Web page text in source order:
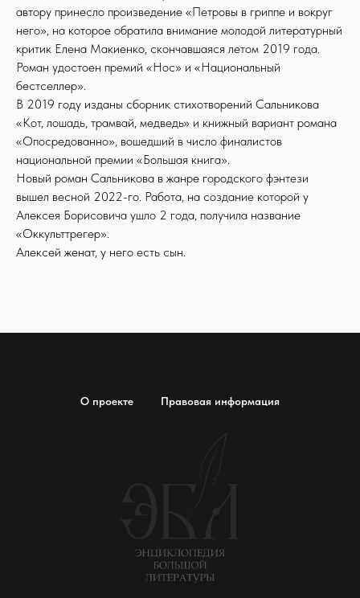
автору принесло произведение «Петровы в гриппе и вокруг
него», на которое обратила внимание молодой литературный
критик Елена Макиенко, скончавшаяся летом 2019 года.
Роман удостоен премий «Нос» и «Национальный
бестселлер».
В 2019 году изданы сборник стихотворений Сальникова
«Кот, лошадь, трамвай, медведь» и книжный вариант романа
«Опосредованно», вошедший в число финалистов
национальной премии «Большая книга».
Новый роман Сальникова в жанре городского фэнтези
вышел весной 2022-го. Работа, на создание которой у
Алексея Борисовича ушло 2 года, получила название
«Оккульттрегер».
Алексей женат, у него есть сын.
О проекте Правовая информация